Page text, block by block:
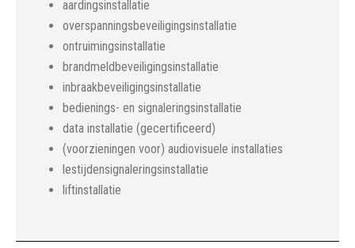
aardingsinstallatie
overspanningsbeveiligingsinstallatie
ontruimingsinstallatie
brandmeldbeveiligingsinstallatie
inbraakbeveiligingsinstallatie
bedienings- en signaleringsinstallatie
data installatie (gecertificeerd)
(voorzieningen voor) audiovisuele installaties
lestijdensignaleringsinstallatie
liftinstallatie